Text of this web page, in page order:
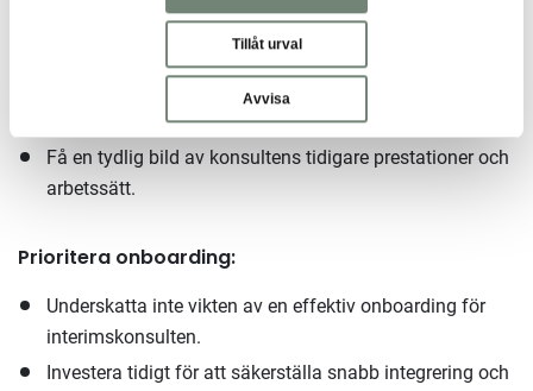
Tillåt urval
Avvisa
Kontrollera bakgrund och referenser:
Undvik misstag genom noggrann bakgrundskontroll
och referenstagning.
Få en tydlig bild av konsultens tidigare prestationer och
arbetssätt.
Prioritera onboarding:
Underskatta inte vikten av en effektiv onboarding för
interimskonsulten.
Investera tidigt för att säkerställa snabb integrering och